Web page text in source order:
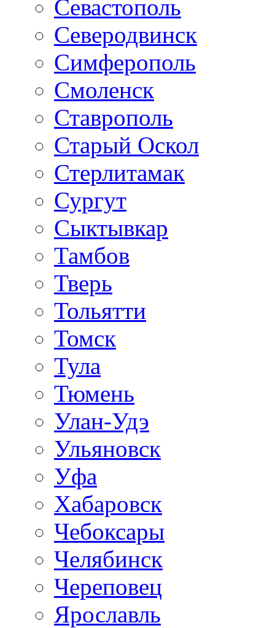
Севастополь
Северодвинск
Симферополь
Смоленск
Ставрополь
Старый Оскол
Стерлитамак
Сургут
Сыктывкар
Тамбов
Тверь
Тольятти
Томск
Тула
Тюмень
Улан-Удэ
Ульяновск
Уфа
Хабаровск
Чебоксары
Челябинск
Череповец
Ярославль